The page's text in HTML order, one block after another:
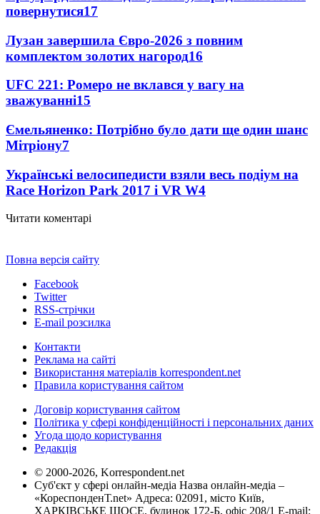
повернутися17
Лузан завершила Євро-2026 з повним
комплектом золотих нагород16
UFC 221: Ромеро не вклався у вагу на
зважуванні15
Ємельяненко: Потрібно було дати ще один шанс
Мітріону7
Українські велосипедисти взяли весь подіум на
Race Horizon Park 2017 і VR W4
Читати коментарі
Повна версія сайту
Facebook
Twitter
RSS-стрічки
E-mail розсилка
Контакти
Реклама на сайті
Використання матеріалів korrespondent.net
Правила користування сайтом
Договір користування сайтом
Політика у сфері конфіденційності і персональних даних
Угода щодо користування
Редакція
© 2000-2026, Korrespondent.net
Суб'єкт у сфері онлайн-медіа Назва онлайн-медіа –
«КореспонденТ.net» Адреса: 02091, місто Київ,
ХАРКІВСЬКЕ ШОСЕ, будинок 172-Б, офіс 208/1 E-mail: